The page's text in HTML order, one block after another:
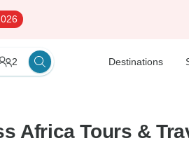
2 Destinations
Africa Tours &